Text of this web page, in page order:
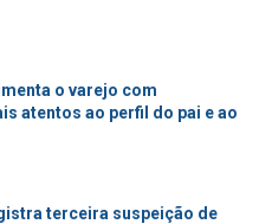
o varejo com
atentos ao perfil do pai e ao
terceira suspeição de